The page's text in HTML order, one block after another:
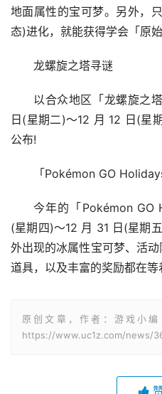
地面属性的宝可梦。另外，
态)进化，就能获得学会「原
龙螺旋之塔寻谜
以合众地区「龙螺旋之
日(星期二)～12 月 12 日(星
公布!
「Pokémon GO
今年的「Pokémon GO
(星期四)～12 月 31 日(星期
外出现的冰属性宝可梦、活
道具，以及丰富的奖励都在等
原创文章，作者：游戏小编
https://www.uc1z.com/news/